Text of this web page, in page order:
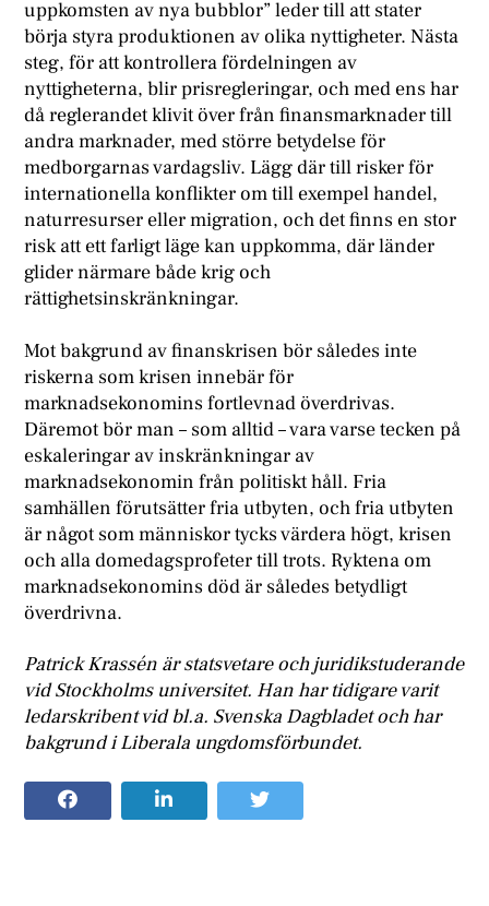
uppkomsten av nya bubblor” leder till att stater
börja styra produktionen av olika nyttigheter. Nästa
steg, för att kontrollera fördelningen av
nyttigheterna, blir prisregleringar, och med ens har
då reglerandet klivit över från finansmarknader till
andra marknader, med större betydelse för
medborgarnas vardagsliv. Lägg där till risker för
internationella konflikter om till exempel handel,
naturresurser eller migration, och det finns en stor
risk att ett farligt läge kan uppkomma, där länder
glider närmare både krig och
rättighetsinskränkningar.
Mot bakgrund av finanskrisen bör således inte
riskerna som krisen innebär för
marknadsekonomins fortlevnad överdrivas.
Däremot bör man – som alltid – vara varse tecken på
eskaleringar av inskränkningar av
marknadsekonomin från politiskt håll. Fria
samhällen förutsätter fria utbyten, och fria utbyten
är något som människor tycks värdera högt, krisen
och alla domedagsprofeter till trots. Ryktena om
marknadsekonomins död är således betydligt
överdrivna.
Patrick Krassén är statsvetare och juridikstuderande
vid Stockholms universitet. Han har tidigare varit
ledarskribent vid bl.a. Svenska Dagbladet och har
bakgrund i Liberala ungdomsförbundet.